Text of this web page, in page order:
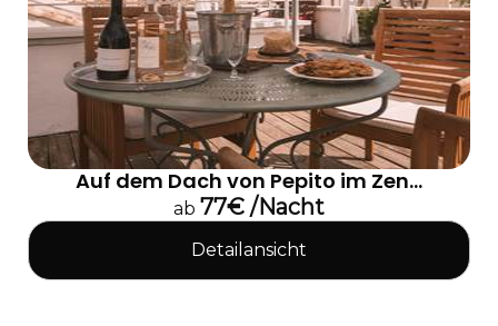
Auf dem Dach von Pepito im Zen...
ab 77€ /Nacht
Detailansicht